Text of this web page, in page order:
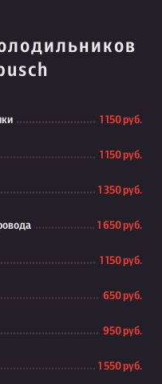
1 150 руб.
1 150 руб.
1 350 руб.
1 650 руб.
1 150 руб.
650 руб.
950 руб.
1 550 руб.